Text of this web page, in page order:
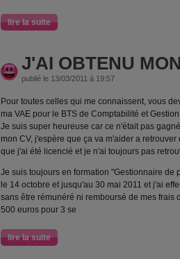
lire la suite
J'AI OBTENU
publié le 13/03/2011 à 19:57
Pour toutes celles qui me connaissent, vous
ma VAE pour le BTS de Comptabilité et
Je suis super heureuse car ce n'était pas
mon CV, j'espère que ça va m'aider a
que j'ai été licencié et je n'ai toujours pas
Je suis toujours en formation "Gestionnaire de
le 14 octobre et jusqu'au 30 mai 2011 et j'ai
sans être rémunéré ni remboursé de mes frais
500 euros pour 3 se
lire la suite